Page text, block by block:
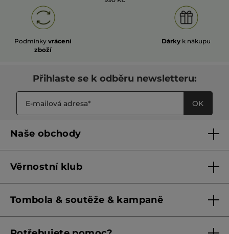
Podmínky vrácení
zboží
Dárky k nákupu
Přihlaste se k odběru newsletteru:
OK
Naše obchody
Franšízing
Věrnostní klub
Pravidla věrnostního klubu od 1. 6. 2026
Tombola & soutěže & kampaně